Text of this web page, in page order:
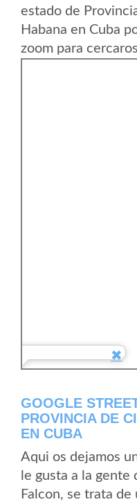
estado de
Habana en Cuba
zoom para
GOOGLE
PROVINCIA DE
EN CUBA
Aqui os dejamos
le gusta a la gente
Falcon, se trata